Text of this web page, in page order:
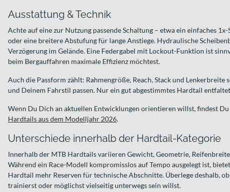
Ausstattung & Technik
Achte auf eine zur Nutzung passende Schaltung – etwa ein einfaches
oder eine breitere Abstufung für lange Anstiege. Hydraulische
Verzögerung im Gelände. Eine Federgabel mit Lockout-Funktion ist
beim Bergauffahren maximale Effizienz möchtest.
Auch die Passform zählt: Rahmengröße, Reach, Stack und
und Deinem Fahrstil passen. Nur ein gut abgestimmtes Hardtail
Wenn Du Dich an aktuellen Entwicklungen orientieren willst, findest
Hardtails aus dem Modelljahr 2026.
Unterschiede innerhalb der Hardtail-Kategorie
Innerhalb der MTB Hardtails variieren Gewicht, Geometrie,
Während ein Race-Modell kompromisslos auf Tempo ausgelegt ist,
Hardtail mehr Reserven für technische Abschnitte. Überlege deshalb,
trainierst oder möglichst vielseitig unterwegs sein willst.